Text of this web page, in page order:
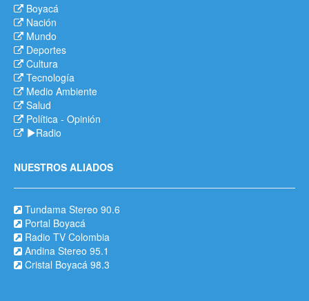
Boyacá
Nación
Mundo
Deportes
Cultura
Tecnología
Medio Ambiente
Salud
Política - Opinión
Radio
NUESTROS ALIADOS
Tundama Stereo 90.6
Portal Boyacá
Radio TV Colombia
Andina Stereo 95.1
Cristal Boyacá 98.3